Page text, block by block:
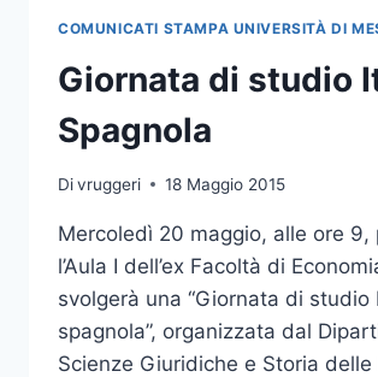
BORIS
GIULIANO
COMUNICATI STAMPA UNIVERSITÀ DI
Giornata di studio
Spagnola
Divruggeri 18 Maggio 2015
Mercoledì 20 maggio, alle ore 9,
l’Aula I dell’ex Facoltà di
svolgerà una “Giornata di studio
spagnola”, organizzata dal
Scienze Giuridiche e Storia